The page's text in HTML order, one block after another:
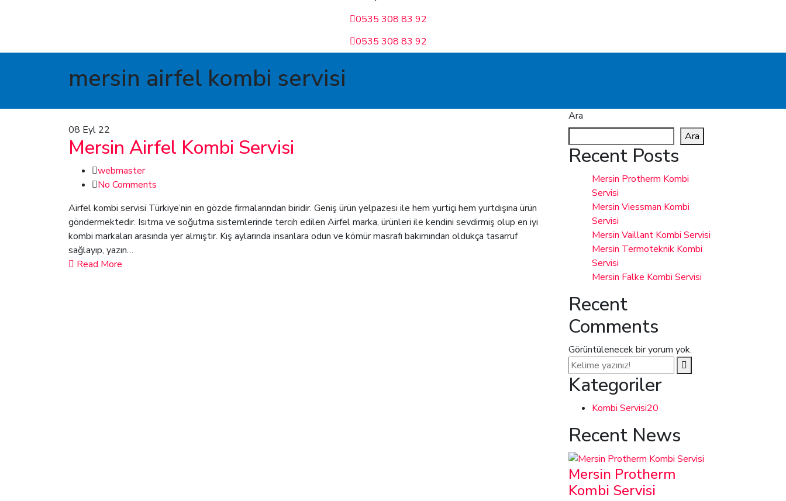
0535 308 83 92
0535 308 83 92
mersin airfel kombi servisi
08 Eyl 22
Mersin Airfel Kombi Servisi
webmaster
No Comments
Airfel kombi servisi Türkiye’nin en gözde firmalarından biridir. Geniş ürün yelpazesi ile hem yurtiçi hem yurtdışına ürün
göndermektedir. Isıtma ve soğutma sistemlerinde tercih edilen Airfel marka, ürünleri ile kendini sevdirmiş olup en iyi
kombi markaları arasında yer almıştır. Kış aylarında insanlara odun ve kömür masrafı bakımından oldukça tasarruf
sağlayıp, yazın…
Read More
Ara
Ara
Recent Posts
Mersin Protherm Kombi
Servisi
Mersin Viessman Kombi
Servisi
Mersin Vaillant Kombi Servisi
Mersin Termoteknik Kombi
Servisi
Mersin Falke Kombi Servisi
Recent
Comments
Görüntülenecek bir yorum yok.
Kategoriler
Kombi Servisi20
Recent News
Mersin Protherm
Kombi Servisi